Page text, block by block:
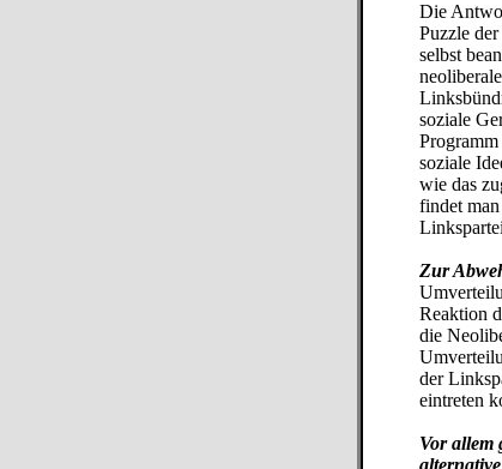
Die
Puzzle
selbst
soziale
soziale
wie das
findet
Zur
Reaktion
die
der
eintreten
Vor allem